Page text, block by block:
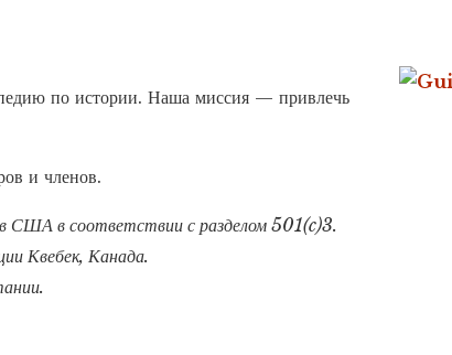
по истории. Наша миссия — привлечь
и членов.
США в соответствии с разделом 501(c)3.
Квебек, Канада.